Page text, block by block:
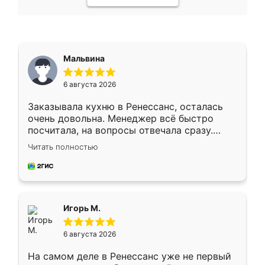
Мальвина
6 августа 2026
Заказывала кухню в Ренессанс, осталась
очень довольна. Менеджер всё быстро
посчитала, на вопросы отвечала сразу.
Замерщик приехал в субботу, подошёл к
делу со всей ответственностью. Собрали
за день, ребята работали аккуратно, даже
Читать полностью
Игорь М.
6 августа 2026
На самом деле в Ренессанс уже не первый